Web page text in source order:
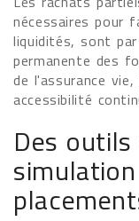
nécessaires pour
liquidités, sont
permanente des
de l'assurance
accessibilité
Des